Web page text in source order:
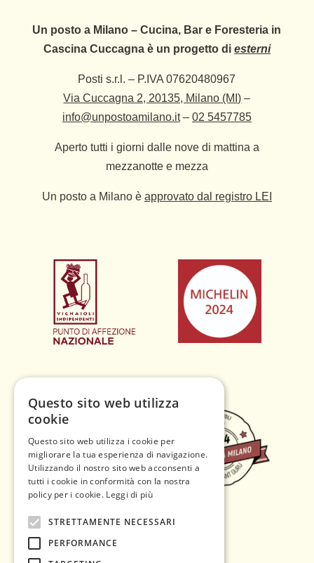
Un posto a Milano – Cucina, Bar e Foresteria in
Cascina Cuccagna è un progetto di esterni
Posti s.r.l. – P.IVA 07620480967
Via Cuccagna 2, 20135, Milano (MI) –
info@unpostoamilano.it– 02 5457785
Aperto tutti i giorni dalle nove di mattina a
mezzanotte e mezza
Un posto a Milano è approvato dal registro LEI
Questo sito web utilizza
cookie
Questo sito web utilizza i cookie per
migliorare la tua esperienza di navigazione.
Utilizzando il nostro sito web acconsenti a
tutti i cookie in conformità con la nostra
policy per i cookie. Leggi di più
STRETTAMENTE NECESSARI
PERFORMANCE